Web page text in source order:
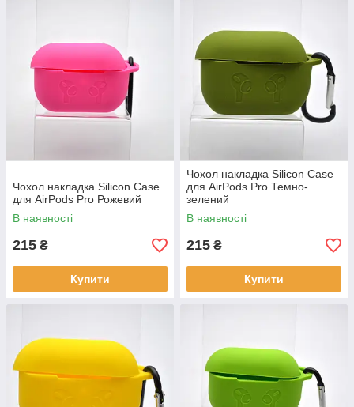
Чохол накладка Silicon Case
для AirPods Pro Рожевий
В наявності
215 ₴
Купити
Чохол накладка Silicon Case
для AirPods Pro Темно-
зелений
В наявності
215 ₴
Купити